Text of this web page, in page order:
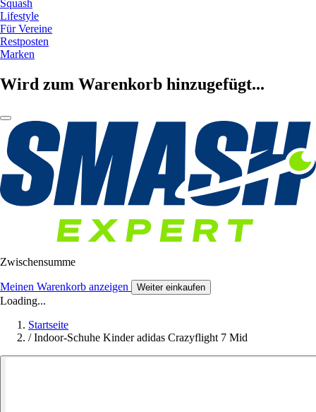
Squash
Lifestyle
Für Vereine
Restposten
Marken
Wird zum Warenkorb hinzugefügt...
Zwischensumme
Meinen Warenkorb anzeigen Weiter einkaufen
Loading...
Startseite
/ Indoor-Schuhe Kinder adidas Crazyflight 7 Mid